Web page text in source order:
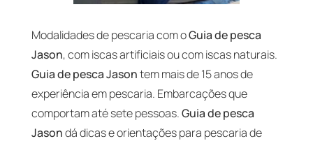
Modalidades de pescaria com oGuia de pesca
Jason, com iscas artificiais ou com iscas naturais.
Guia de pesca Jasontem mais de 15 anos de
experiência em pescaria. Embarcações que
comportam até sete pessoas.Guia de pesca
Jasondá dicas e orientações para pescaria de